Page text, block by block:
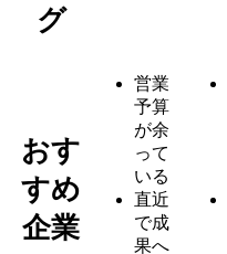
グ
おす
すめ
企業
営業
予算
が余
って
いる
直近
で成
果へ